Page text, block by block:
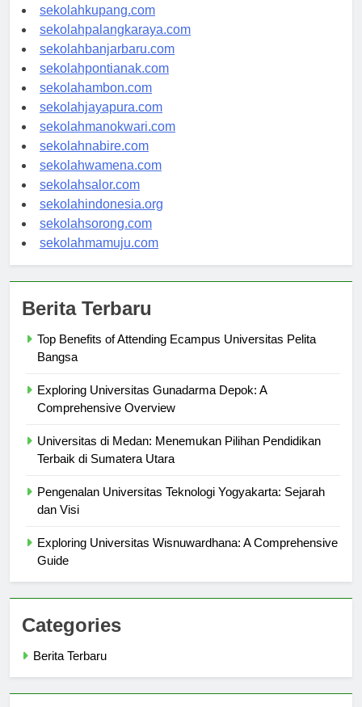
sekolahmanado.com
sekolahkupang.com
sekolahpalangkaraya.com
sekolahbanjarbaru.com
sekolahpontianak.com
sekolahambon.com
sekolahjayapura.com
sekolahmanokwari.com
sekolahnabire.com
sekolahwamena.com
sekolahsalor.com
sekolahindonesia.org
sekolahsorong.com
Top Benefits of Attending Ecampus Universitas Pelita
Exploring Universitas Gunadarma Depok: A
Universitas di Medan: Menemukan Pilihan Pendidikan
Pengenalan Universitas Teknologi Yogyakarta: Sejarah
Exploring Universitas Wisnuwardhana: A Comprehensive
Categories